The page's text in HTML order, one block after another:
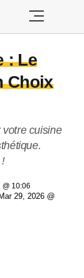
: Le
Choix
cuisine
@ 10:06
29, 2026 @